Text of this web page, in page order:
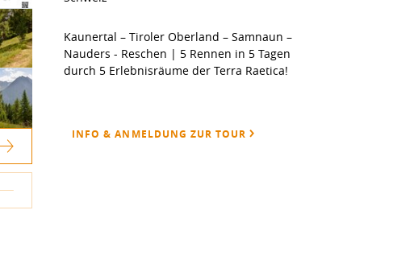
Kaunertal – Tiroler Oberland – Samnaun –
Nauders - Reschen | 5 Rennen in 5 Tagen
durch 5 Erlebnisräume der Terra Raetica!
INFO & ANMELDUNG ZUR TOUR